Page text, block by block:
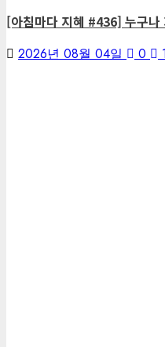
[아침마다 지혜 #436] 누구나
2026년 08월 04일 0